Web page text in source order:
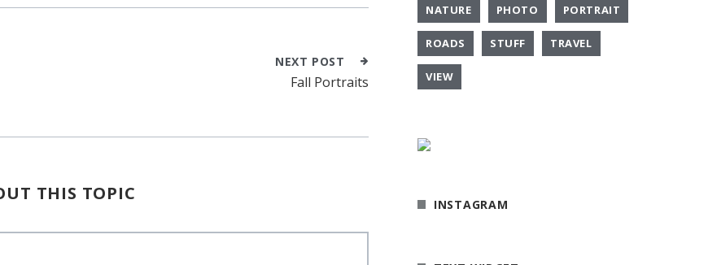
NEXT POST
Fall Portraits
THIS TOPIC
NATURE PHOTO PORTRAIT
ROADS STUFF TRAVEL
VIEW
INSTAGRAM